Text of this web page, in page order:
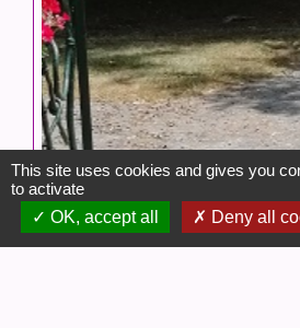
This site uses cookies and gives you
to activate
OK, accept all
Deny all